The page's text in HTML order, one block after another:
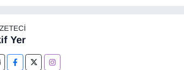
Yer